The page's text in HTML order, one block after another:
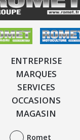
ENTREPRISE
MARQUES
SERVICES
OCCASIONS
MAGASIN
Romet